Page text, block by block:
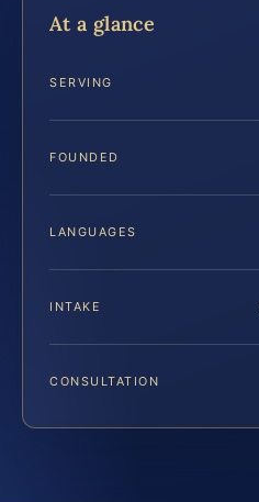
At a glance
SERVING
FOUNDED
LANGUAGES
INTAKE
CONSULTATION